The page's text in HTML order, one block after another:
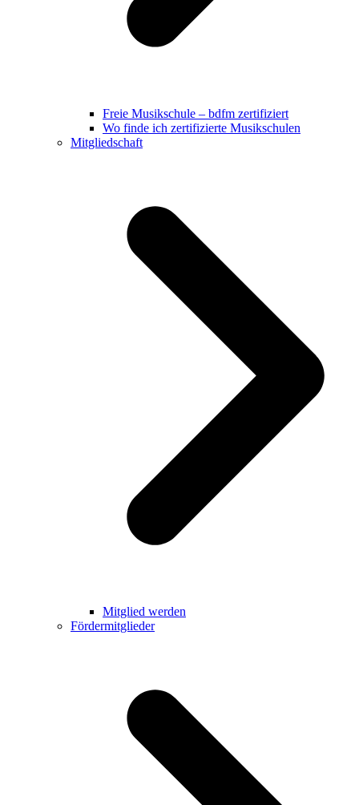
Freie Musikschule – bdfm zertifiziert
Wo finde ich zertifizierte Musikschulen
Mitgliedschaft
Mitglied werden
Fördermitglieder